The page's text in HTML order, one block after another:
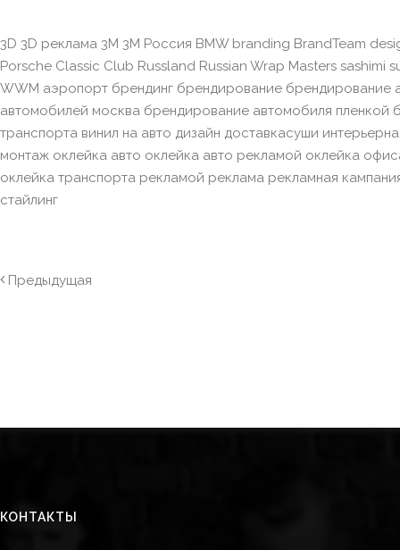
3D 3D реклама 3M 3M Россия BMW branding BrandTeam
Porsche Classic Club Russland Russian Wrap Masters
WWM аэропорт брендинг брендирование брендирование
автомобилей москва брендирование автомобиля
транспорта винил на авто дизайн доставкасуши
монтаж оклейка авто оклейка авто рекламой оклейка
оклейка транспорта рекламой реклама рекламная
стайлинг
Предыдущая
КОНТАКТЫ